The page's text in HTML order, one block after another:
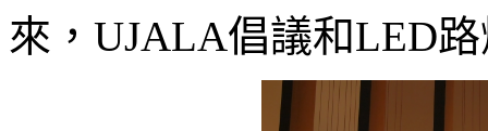
來，UJALA倡議和LED